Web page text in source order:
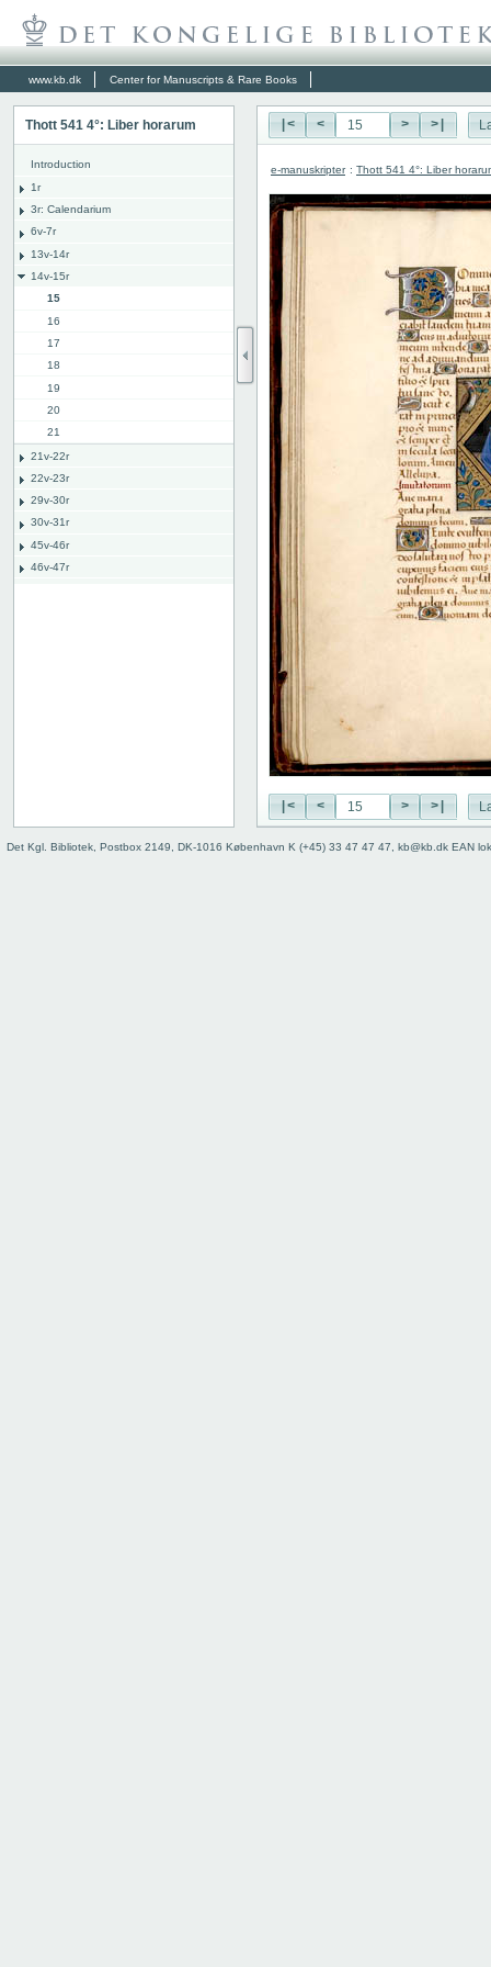
www.kb.dk Center for Manuscripts & Rare Books
Thott 541 4°: Liber horarum
Introduction
1r
3r: Calendarium
6v-7r
13v-14r
14v-15r
15
16
17
18
19
20
21
21v-22r
22v-23r
29v-30r
30v-31r
45v-46r
46v-47r
|< < > >|
e-manuskripter : Thott 541 4°: Liber
|< < > >|
Det Kgl. Bibliotek, Postbox 2149, DK-1016 København K (+45) 33 47 47 47, kb@kb.dk EAN